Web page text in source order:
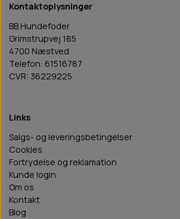
Kontaktoplysninger
BB Hundefoder
Grimstrupvej 185
4700 Næstved
Telefon: 61516787
CVR: 36229225
Links
Salgs- og leveringsbetingelser
Cookies
Fortrydelse og reklamation
Kunde login
Om os
Kontakt
Blog